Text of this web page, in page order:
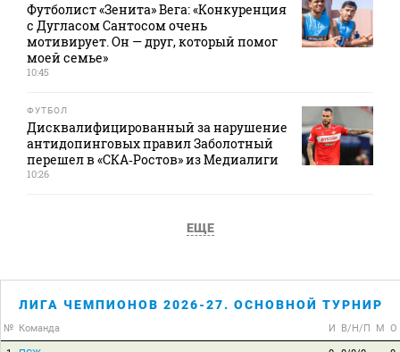
Футболист «Зенита» Вега: «Конкуренция
с Дугласом Сантосом очень
мотивирует. Он — друг, который помог
моей семье»
10:45
ФУТБОЛ
Дисквалифицированный за нарушение
антидопинговых правил Заболотный
перешел в «СКА‑Ростов» из Медиалиги
10:26
ЕЩЕ
ЛИГА ЧЕМПИОНОВ 2026-27. ОСНОВНОЙ ТУРНИР
№ Команда И В/Н/П М О